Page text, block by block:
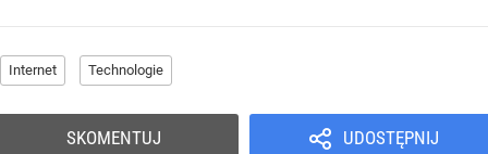
Internet Technologie
UDOSTĘPNIJ
SKOMENTUJ